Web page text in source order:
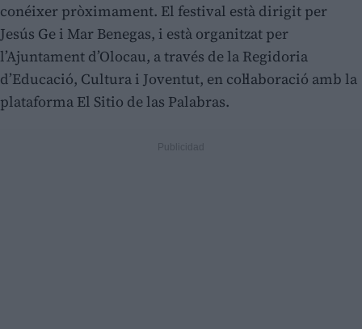
conéixer pròximament. El festival està dirigit per
Jesús Ge i Mar Benegas, i està organitzat per
l’Ajuntament d’Olocau, a través de la Regidoria
d’Educació, Cultura i Joventut, en col·laboració amb la
plataforma El Sitio de las Palabras.